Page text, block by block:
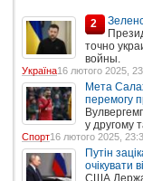
2
точно
войны.
Україна16 лютого 2025,
Мета
перемогу
у другому
Спорт16 лютого 2025,
Путін
очікувати
США